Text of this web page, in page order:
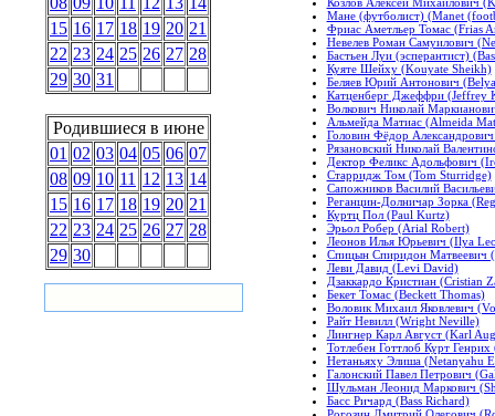
15 16 17 18 19 20 21
22 23 24 25 26 27 28
29 30 31
Родившиеся в июне
01 02 03 04 05 06 07
08 09 10 11 12 13 14
15 16 17 18 19 20 21
22 23 24 25 26 27 28
29 30
Мане (футболист) (Manet
Фриас Аметльер Томас (Frias
Невелев Роман Самуилович
Бастьен Луи (эсперантист)
Куяте Шейху (Kouyate Sheikh)
Беляев Юрий Антонович
Катценберг Джеффри (Jeffrey
Волкович Николай
Альмейда Матиас (Almeida
Головин Фёдор
Рязановский Николай
Дектор Феликс Адольфович
Старридж Том (Tom Sturridge)
Сапожников Василий
Реганцин-Долничар Зорка
Куртц Пол (Paul Kurtz)
Эрьол Робер (Arial Robert)
Леонов Илья Юрьевич (Ilya
Спицын Спиридон Матвеевич
Леви Давид (Levi David)
Дзаккардо Кристиан (Cristian
Бекет Томас (Beckett Thomas)
Воловик Михаил Яковлевич
Райт Невилл (Wright Neville)
Лингнер Карл Август (Karl
Тотлебен Готтлоб Курт
Нетаньяху Элиша (Netanyahu
Галонский Павел Петрович
Шульман Леонид Маркович
Басс Ричард (Bass Richard)